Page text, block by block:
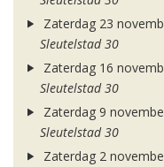
Zaterdag 23
Sleutelstad 30
Zaterdag 16
Sleutelstad 30
Zaterdag 9
Sleutelstad 30
Zaterdag 2